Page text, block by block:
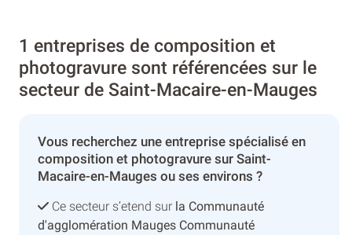
1 entreprises de composition et
photogravure sont référencées sur le
secteur de Saint-Macaire-en-Mauges
Vous recherchez une entreprise spécialisé en
composition et photogravure sur Saint-
Macaire-en-Mauges ou ses environs ?
Ce secteur s’etend sur la Communauté
d'agglomération Mauges Communauté